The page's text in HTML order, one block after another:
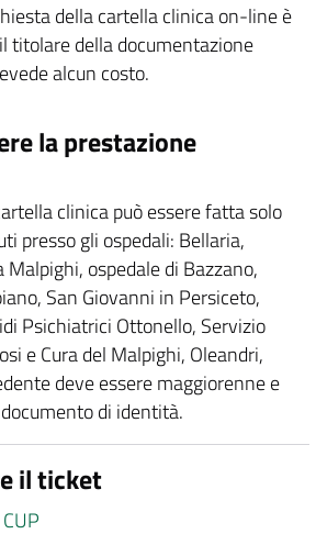
della cartella clinica on-line è
titolare della documentazione
alcun costo.
la prestazione
clinica può essere fatta solo
presso gli ospedali: Bellaria,
Malpighi, ospedale di Bazzano,
San Giovanni in Persiceto,
Psichiatrici Ottonello, Servizio
e Cura del Malpighi, Oleandri,
deve essere maggiorenne e
di identità.
il ticket
CUP